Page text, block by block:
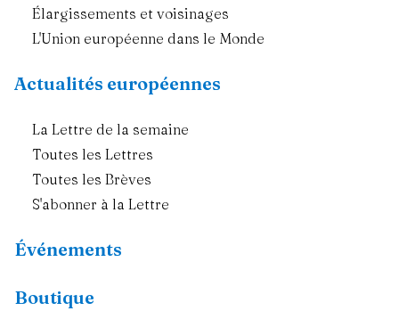
Élargissements et voisinages
L'Union européenne dans le Monde
Actualités européennes
La Lettre de la semaine
Toutes les Lettres
Toutes les Brèves
S'abonner à la Lettre
Événements
Boutique